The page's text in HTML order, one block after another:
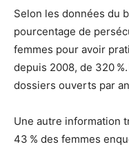
Selon les données du
pourcentage de
femmes pour avoir
depuis 2008, de 320
dossiers ouverts par
Une autre information
43 % des femmes